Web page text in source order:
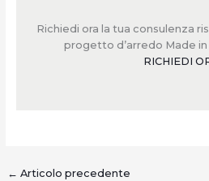
Richiedi ora la tua consulenza
progetto d’arredo Made
RICHIEDI
← Articolo precedente